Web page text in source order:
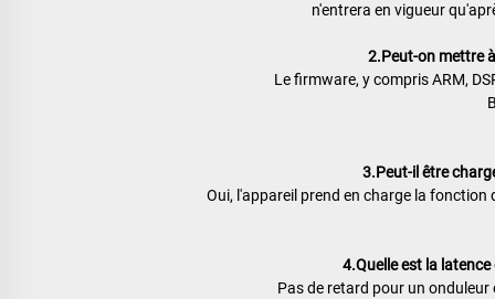
n'entrera en vigueur
2.Peut-on mettre
Le firmware, y compris ARM,
3.Peut-il être
Oui, l'appareil prend en charge la
4.Quelle est la
Pas de retard pour un